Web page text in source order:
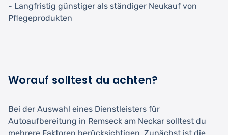
- Langfristig günstiger als ständiger Neukauf von
Pflegeprodukten
Worauf solltest du achten?
Bei der Auswahl eines Dienstleisters für
Autoaufbereitung in Remseck am Neckar solltest du
mehrere Faktoren berücksichtigen. Zunächst ist die